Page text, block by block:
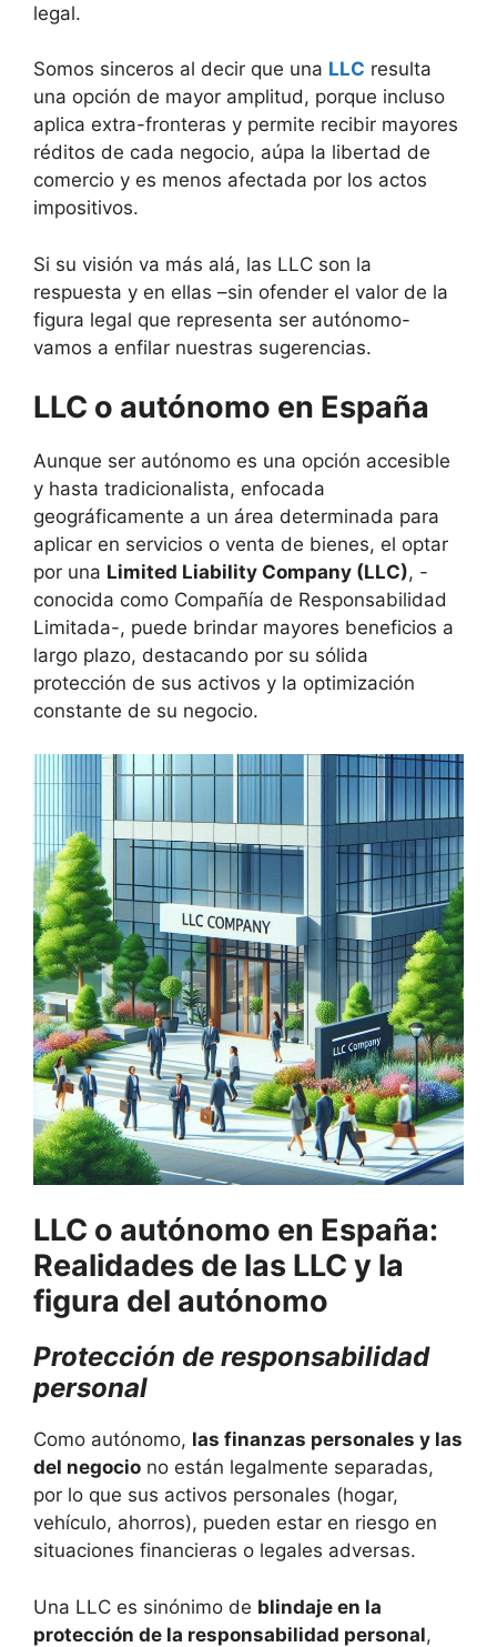
legal.
Somos sinceros al decir que una LLC resulta
una opción de mayor amplitud, porque incluso
aplica extra-fronteras y permite recibir mayores
réditos de cada negocio, aúpa la libertad de
comercio y es menos afectada por los actos
impositivos.
Si su visión va más alá, las LLC son la
respuesta y en ellas –sin ofender el valor de la
figura legal que representa ser autónomo-
vamos a enfilar nuestras sugerencias.
LLC o autónomo en España
Aunque ser autónomo es una opción accesible
y hasta tradicionalista, enfocada
geográficamente a un área determinada para
aplicar en servicios o venta de bienes, el optar
por una Limited Liability Company (LLC), -
conocida como Compañía de Responsabilidad
Limitada-, puede brindar mayores beneficios a
largo plazo, destacando por su sólida
protección de sus activos y la optimización
constante de su negocio.
LLC o autónomo en España:
Realidades de las LLC y la
figura del autónomo
Protección de responsabilidad
personal
Como autónomo, las finanzas personales y las
del negocio no están legalmente separadas,
por lo que sus activos personales (hogar,
vehículo, ahorros), pueden estar en riesgo en
situaciones financieras o legales adversas.
Una LLC es sinónimo de blindaje en la
protección de la responsabilidad personal,